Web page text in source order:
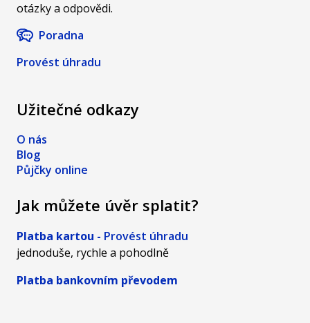
otázky a odpovědi.
Poradna
Provést úhradu
Užitečné odkazy
O nás
Blog
Půjčky online
Jak můžete úvěr splatit?
Platba kartou - Provést úhradu
jednoduše, rychle a pohodlně
Platba bankovním převodem